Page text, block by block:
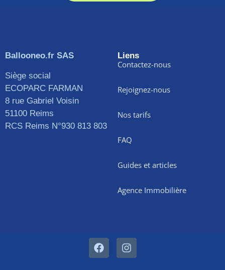
Ballooneo.fr SAS
Siège social
ECOPARC FARMAN
8 rue Gabriel Voisin
51100 Reims
RCS Reims N°930 813 803
Liens
Contactez-nous
Rejoignez-nous
Nos tarifs
FAQ
Guides et articles
Agence Immobilière